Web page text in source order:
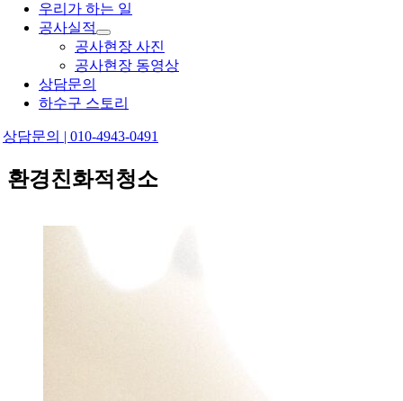
우리가 하는 일
공사실적
공사현장 사진
공사현장 동영상
상담문의
하수구 스토리
상담문의 | 010-4943-0491
환경친화적청소